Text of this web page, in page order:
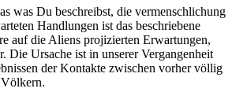
was Du beschreibst, die vermenschlichung
Handlungen ist das beschriebene
auf die Aliens projizierten Erwartungen,
Die Ursache ist in unserer Vergangenheit
der Kontakte zwischen vorher völlig